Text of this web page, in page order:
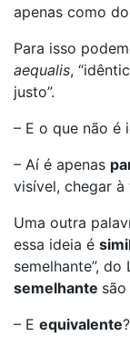
apenas como
Para isso
aequalis,
justo”.
– E o que não é
– Aí é apenas
visível, chegar à
Uma outra
essa ideia é
semelhante”,
semelhante
– E equivalente?